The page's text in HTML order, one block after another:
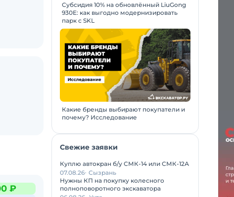
₽
Субсидия 10% на обновлённый LiuGong
930E: как выгодно модернизировать
парк с SKL
Какие бренды выбирают покупатели и
почему? Исследование
Свежие заявки
Куплю автокран б/у СМК-14 или СМК-12А
07.08.26 Сызрань
Нужны КП на покупку колесного
полноповоротного экскаватора